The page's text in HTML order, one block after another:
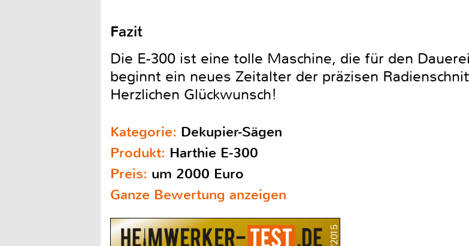
Fazit
Die E-300 ist eine tolle Maschine, die für den
beginnt ein neues Zeitalter der präzisen
Herzlichen Glückwunsch!
Kategorie: Dekupier-Sägen
Produkt: Harthie E-300
Preis: um 2000 Euro
Ganze Bewertung anzeigen
4/2015